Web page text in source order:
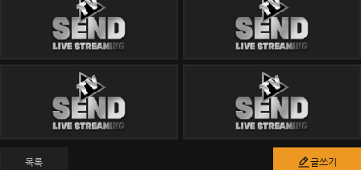
목록 글쓰기